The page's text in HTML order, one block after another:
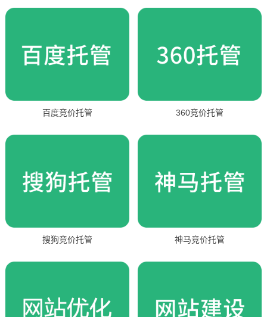
百度竞价托管 360竞价托管
搜狗竞价托管 神马竞价托管